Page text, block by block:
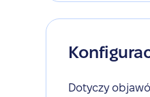
Dotyczy